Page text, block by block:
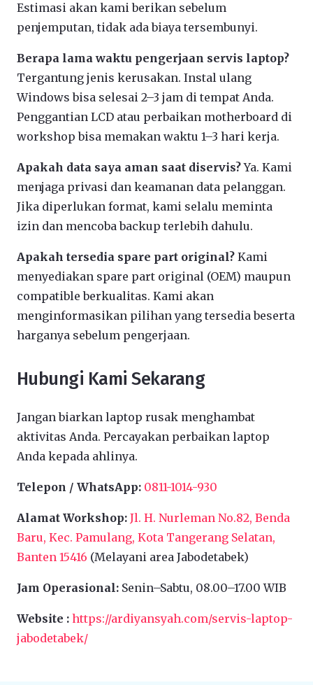
Estimasi akan kami berikan sebelum
penjemputan, tidak ada biaya tersembunyi.
Berapa lama waktu pengerjaan servis laptop?
Tergantung jenis kerusakan. Instal ulang
Windows bisa selesai 2–3 jam di tempat Anda.
Penggantian LCD atau perbaikan motherboard di
workshop bisa memakan waktu 1–3 hari kerja.
Apakah data saya aman saat diservis?Ya. Kami
menjaga privasi dan keamanan data pelanggan.
Jika diperlukan format, kami selalu meminta
izin dan mencoba backup terlebih dahulu.
Apakah tersedia spare part original? Kami
menyediakan spare part original (OEM) maupun
compatible berkualitas. Kami akan
menginformasikan pilihan yang tersedia beserta
harganya sebelum pengerjaan.
Hubungi Kami Sekarang
Jangan biarkan laptop rusak menghambat
aktivitas Anda. Percayakan perbaikan laptop
Anda kepada ahlinya.
Telepon / WhatsApp: 0811-1014-930
Alamat Workshop: Jl. H. Nurleman No.82, Benda
Baru, Kec. Pamulang, Kota Tangerang Selatan,
Banten 15416 (Melayani area Jabodetabek)
Jam Operasional: Senin–Sabtu, 08.00–17.00 WIB
Website : https://ardiyansyah.com/servis-laptop-
jabodetabek/